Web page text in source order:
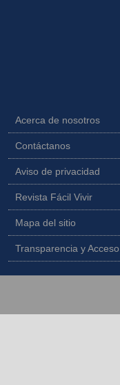
Acerca de nosotros
Contáctanos
Aviso de privacidad
Revista Fácil Vivir
Mapa del sitio
Transparencia y